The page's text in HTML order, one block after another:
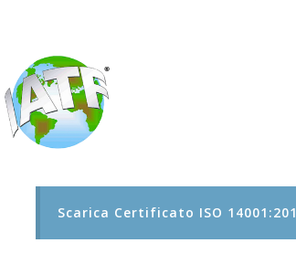
Scarica Certificato ISO